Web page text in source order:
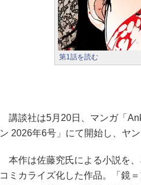
第1話を読む
講談社は5月20日、マンガ「
ン 2026年6号」にて開始し、ヤ
本作は佐藤究氏による小説を
コミカライズ化した作品。「鏡